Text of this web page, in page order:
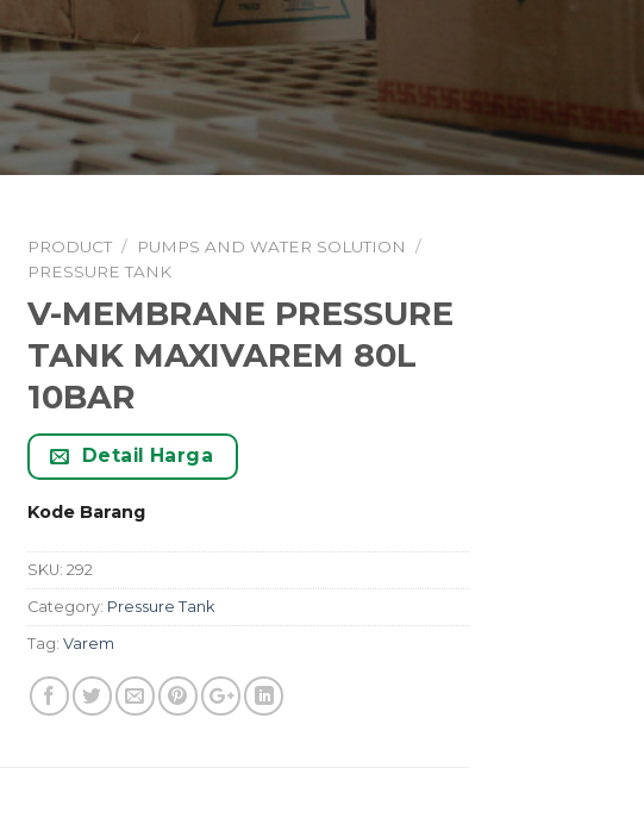
PRODUCT / PUMPS AND WATER SOLUTION
/
PRESSURE TANK
V-MEMBRANE PRESSURE
TANK MAXIVAREM 80L
10BAR
Detail Harga
Kode Barang
SKU:292
Category: Pressure Tank
Tag:Varem